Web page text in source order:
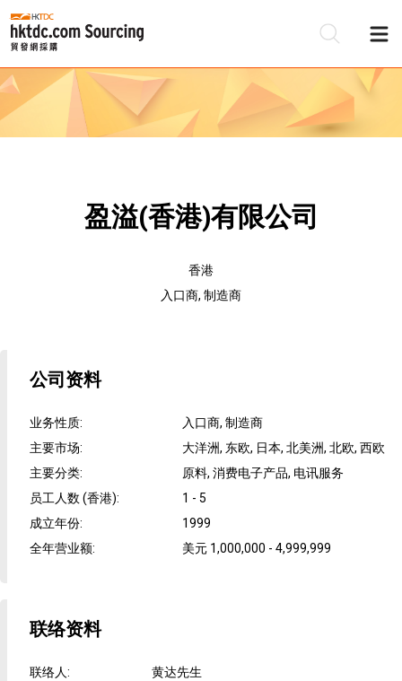
盈溢(香港)有限公司
香港
入口商, 制造商
公司资料
业务性质:
入口商, 制造商
主要市场:
大洋洲, 东欧, 日本, 北美洲, 北欧, 西欧
主要分类:
原料, 消费电子产品, 电讯服务
员工人数 (香港):
1 - 5
成立年份:
1999
全年营业额: 美元 1,000,000 - 4,999,999
联络资料
联络人:
黄达先生